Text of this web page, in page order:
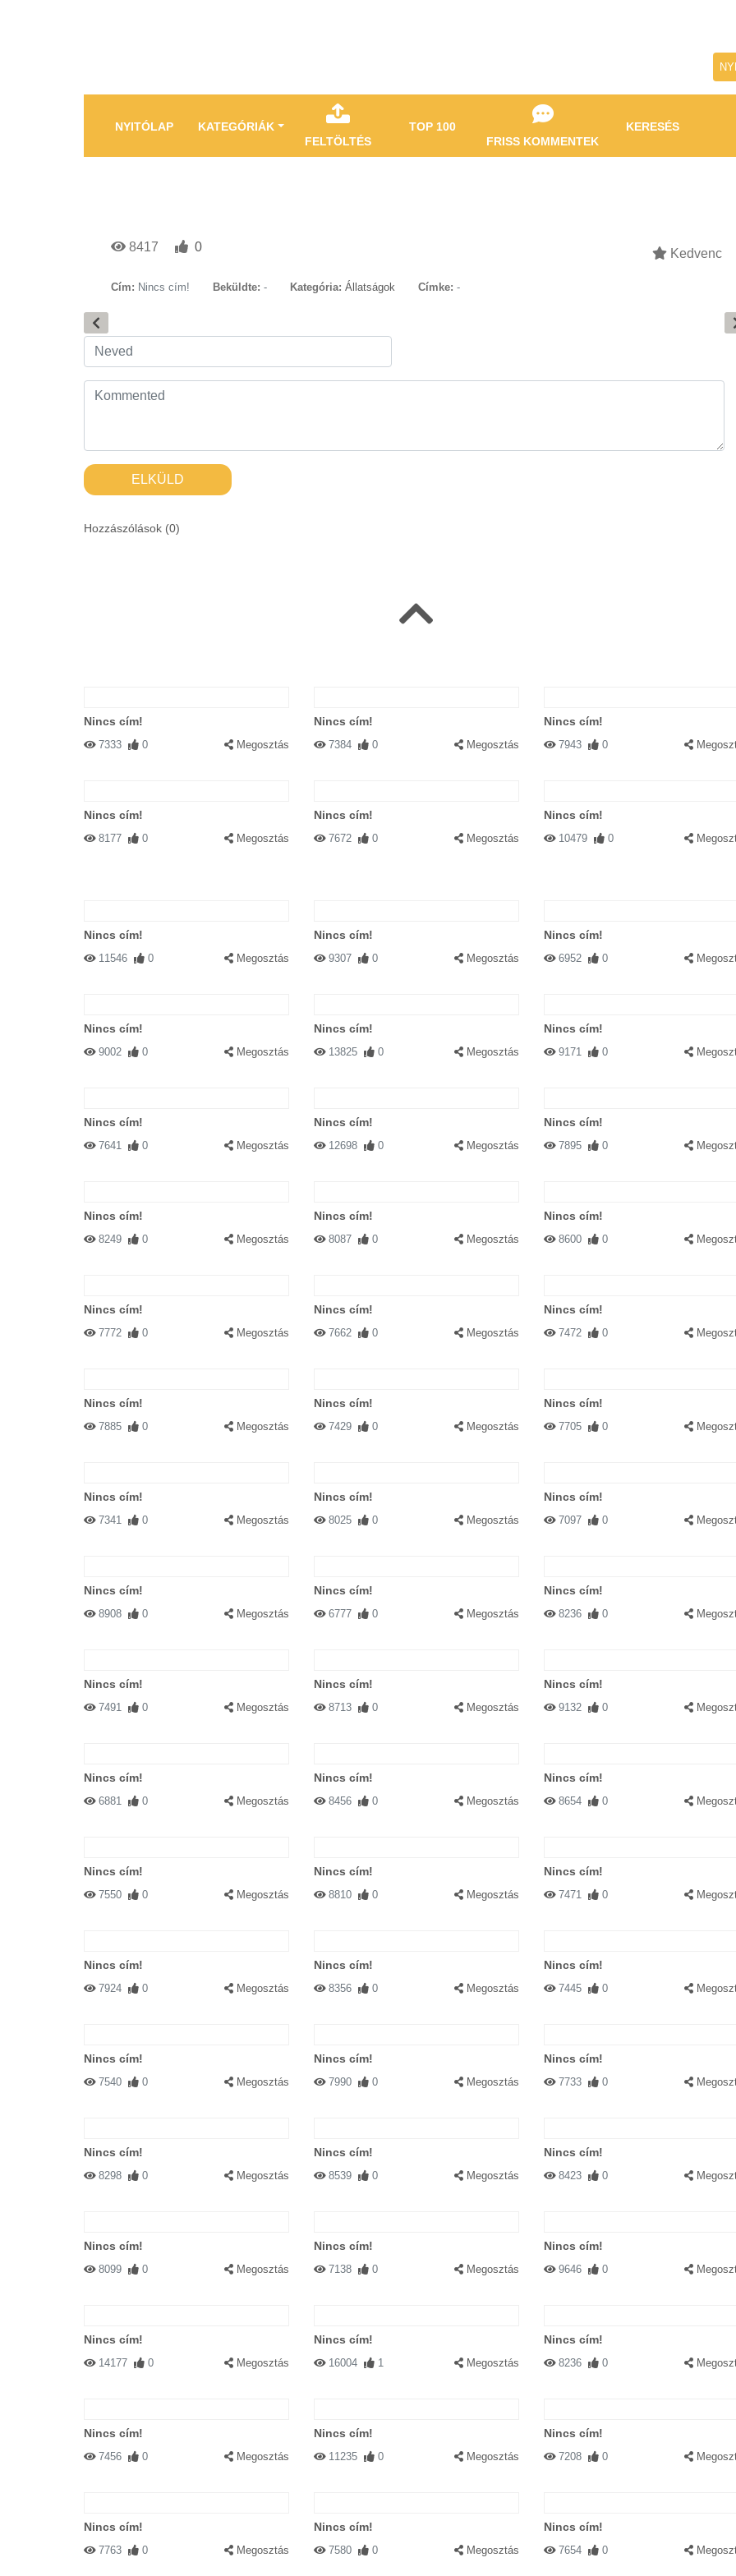
NYITÓLAP
KATEGÓRIÁK
FELTÖLTÉS
TOP 100
FRISS KOMMENTEK
KERESÉS
8417 0 Kedvenc
Cím: Nincs cím! Beküldte: - Kategória: Állatságok Címke: -
ELKÜLD
Hozzászólások (0)
Nincs cím!
7333 0 Megosztás
Nincs cím!
7384 0 Megosztás
Nincs cím!
7943 0
Nincs cím!
8177 0 Megosztás
Nincs cím!
7672 0 Megosztás
Nincs cím!
10479 0
Nincs cím!
11546 0 Megosztás
Nincs cím!
9307 0 Megosztás
Nincs cím!
6952 0
Nincs cím!
9002 0 Megosztás
Nincs cím!
13825 0 Megosztás
Nincs cím!
9171 0
Nincs cím!
7641 0 Megosztás
Nincs cím!
12698 0 Megosztás
Nincs cím!
7895 0
Nincs cím!
8249 0 Megosztás
Nincs cím!
8087 0 Megosztás
Nincs cím!
8600 0
Nincs cím!
7772 0 Megosztás
Nincs cím!
7662 0 Megosztás
Nincs cím!
7472 0
Nincs cím!
7885 0 Megosztás
Nincs cím!
7429 0 Megosztás
Nincs cím!
7705 0
Nincs cím!
7341 0 Megosztás
Nincs cím!
8025 0 Megosztás
Nincs cím!
7097 0
Nincs cím!
8908 0 Megosztás
Nincs cím!
6777 0 Megosztás
Nincs cím!
8236 0
Nincs cím!
7491 0 Megosztás
Nincs cím!
8713 0 Megosztás
Nincs cím!
9132 0
Nincs cím!
6881 0 Megosztás
Nincs cím!
8456 0 Megosztás
Nincs cím!
8654 0
Nincs cím!
7550 0 Megosztás
Nincs cím!
8810 0 Megosztás
Nincs cím!
7471 0
Nincs cím!
7924 0 Megosztás
Nincs cím!
8356 0 Megosztás
Nincs cím!
7445 0
Nincs cím!
7540 0 Megosztás
Nincs cím!
7990 0 Megosztás
Nincs cím!
7733 0
Nincs cím!
8298 0 Megosztás
Nincs cím!
8539 0 Megosztás
Nincs cím!
8423 0
Nincs cím!
8099 0 Megosztás
Nincs cím!
7138 0 Megosztás
Nincs cím!
9646 0
Nincs cím!
14177 0 Megosztás
Nincs cím!
16004 1 Megosztás
Nincs cím!
8236 0
Nincs cím!
7456 0 Megosztás
Nincs cím!
11235 0 Megosztás
Nincs cím!
7208 0
Nincs cím!
7763 0 Megosztás
Nincs cím!
7580 0 Megosztás
Nincs cím!
7654 0